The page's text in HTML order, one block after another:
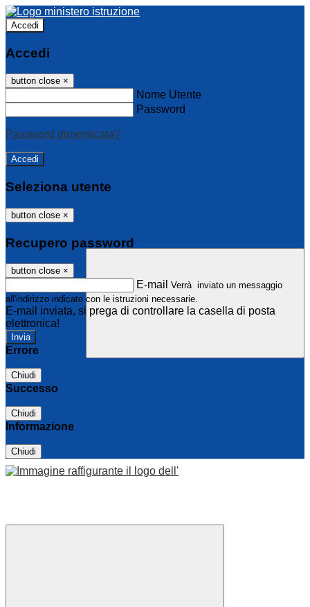
Accedi
Accedi
button close ×
Nome Utente
Password
Password dimenticata?
Seleziona utente
button close ×
Recupero password
button close ×
E-mail Verrà inviato un messaggio
all'indirizzo indicato con le istruzioni necessarie.
E-mail inviata, si prega di controllare la casella di posta
elettronica!
Errore
Chiudi
Successo
Chiudi
Informazione
Chiudi